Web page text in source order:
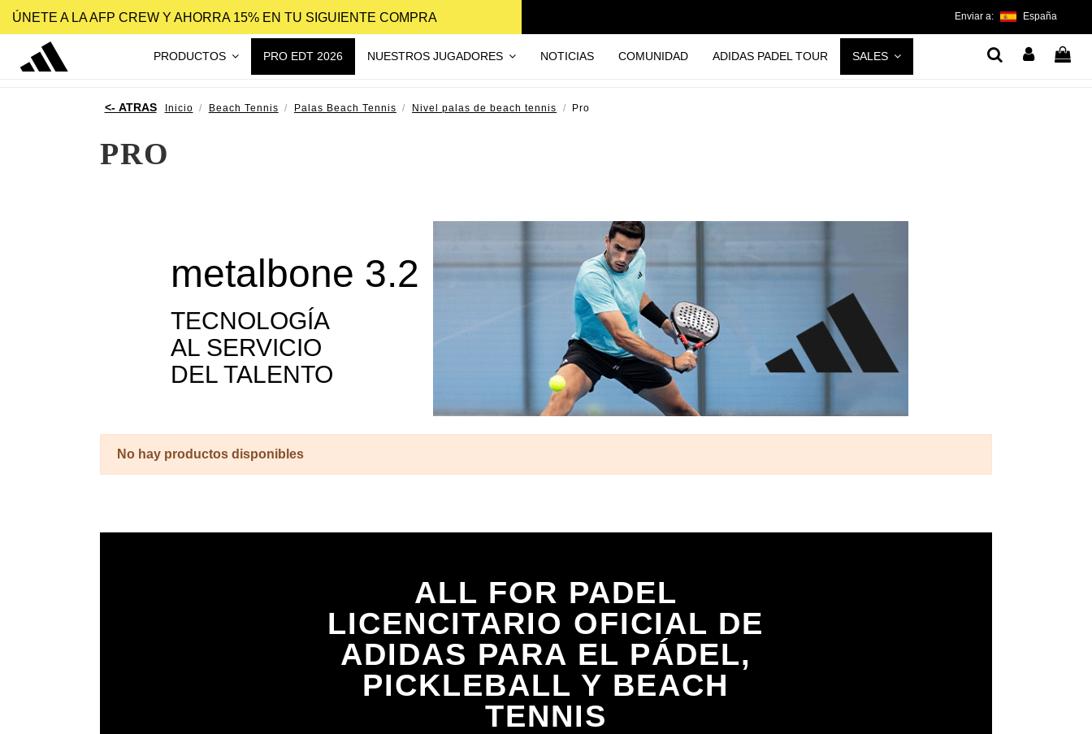
ÚNETE A LA AFP CREW Y AHORRA 15% EN TU SIGUIENTE COMPRA Enviar a: España
PRODUCTOS PRO EDT 2026 NUESTROS JUGADORES NOTICIAS COMUNIDAD ADIDAS PADEL TOUR SALES
Inicio Beach Tennis Palas Beach Tennis Nivel palas de beach tennis Pro
PRO
metalbone 3.2
TECNOLOGÍA
AL SERVICIO
DEL TALENTO
No hay productos disponibles
ALL FOR PADEL
LICENCITARIO OFICIAL DE
ADIDAS PARA EL PÁDEL,
PICKLEBALL Y BEACH
TENNIS